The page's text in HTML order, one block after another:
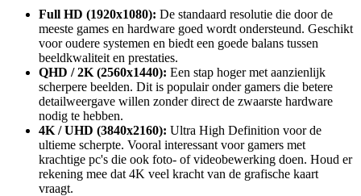
Full HD (1920x1080): De standaard resolutie die door de
meeste games en hardware goed wordt ondersteund. Geschikt
voor oudere systemen en biedt een goede balans tussen
beeldkwaliteit en prestaties.
QHD / 2K (2560x1440): Een stap hoger met aanzienlijk
scherpere beelden. Dit is populair onder gamers die betere
detailweergave willen zonder direct de zwaarste hardware
nodig te hebben.
4K / UHD (3840x2160): Ultra High Definition voor de
ultieme scherpte. Vooral interessant voor gamers met
krachtige pc's die ook foto- of videobewerking doen. Houd er
rekening mee dat 4K veel kracht van de grafische kaart
vraagt.